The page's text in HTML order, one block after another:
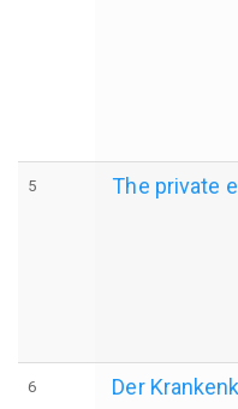
5 The private
6
Der